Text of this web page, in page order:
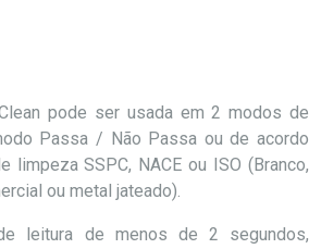
pode ser usada em 2 modos de
Passa / Não Passa ou de acordo
limpeza SSPC, NACE ou ISO (Branco,
ou metal jateado).
leitura de menos de 2 segundos,